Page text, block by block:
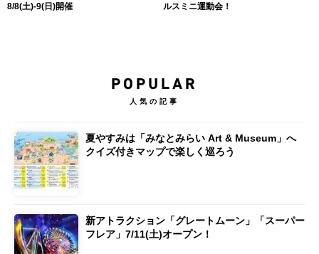
8/8(土)-9(日)開催
ルスミニ運動会！
POPULAR
人気の記事
夏やすみは「みなとみらい Art & Museum」へ
クイズ付きマップで楽しく巡ろう
新アトラクション「グレートムーン」「スーパー
フレア」7/11(土)オープン！